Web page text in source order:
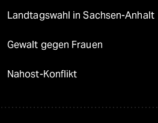
Landtagswahl in Sachsen-Anhalt
Gewalt gegen Frauen
Nahost-Konflikt